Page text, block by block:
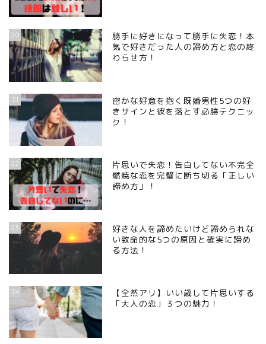
20
勝手に好きになって勝手に失恋！本
気で好きだった人の諦め方と恋の終
わらせ方！
21
密かな好意を抱く既婚男性5つの好
きサインと彼を落とす必勝テクニッ
ク！
22
片思いで失恋！告白してない不完全
燃焼な恋を完璧に断ち切る「正しい
諦め方」！
23
好きな人を諦めたいけど諦められな
い致命的な5つの原因と確実に諦め
る方法！
24
【全然アリ】いい歳して片思いする
「大人の恋」３つの魅力！